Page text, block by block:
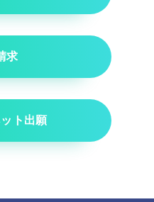
求
ト出願